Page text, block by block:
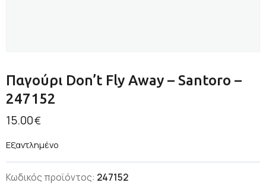
Παγούρι Don’t Fly Away – Santoro –
247152
15.00€
Εξαντλημένο
Κωδικός προϊόντος: 247152